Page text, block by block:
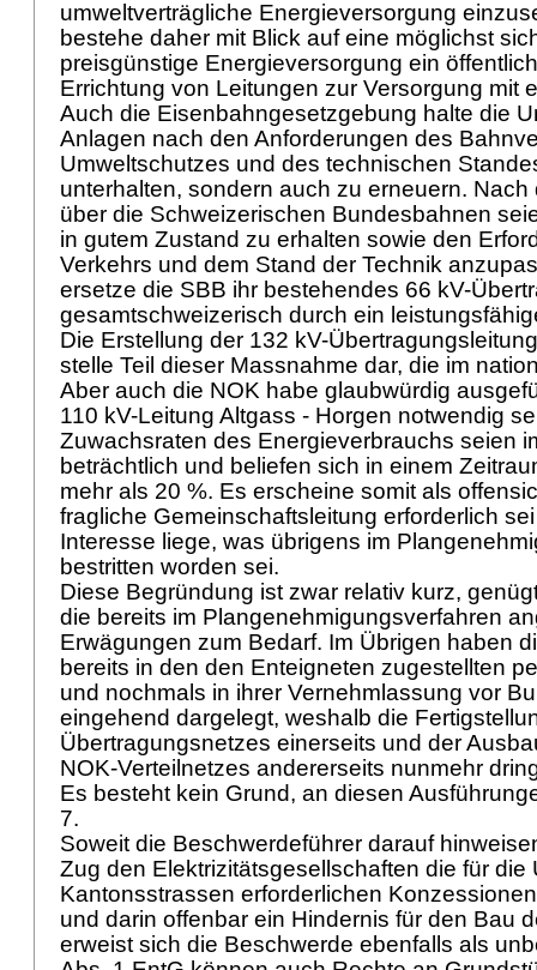
umweltverträgliche Energieversorgung
bestehe daher mit Blick auf eine möglichst
preisgünstige Energieversorgung ein
Errichtung von Leitungen zur Versorgung mit
Auch die Eisenbahngesetzgebung halte die
Anlagen nach den Anforderungen des
Umweltschutzes und des technischen
unterhalten, sondern auch zu erneuern.
über die Schweizerischen Bundesbahnen
in gutem Zustand zu erhalten sowie den
Verkehrs und dem Stand der Technik
ersetze die SBB ihr bestehendes 66 kV-
gesamtschweizerisch durch ein
Die Erstellung der 132 kV-
stelle Teil dieser Massnahme dar, die im
Aber auch die NOK habe glaubwürdig
110 kV-Leitung Altgass - Horgen notwendig
Zuwachsraten des Energieverbrauchs seien
beträchtlich und beliefen sich in einem
mehr als 20 %. Es erscheine somit als
fragliche Gemeinschaftsleitung erforderlich
Interesse liege, was übrigens im
bestritten worden sei.
Diese Begründung ist zwar relativ kurz,
die bereits im Plangenehmigungsverfahren
Erwägungen zum Bedarf. Im Übrigen haben
bereits in den den Enteigneten zugestellten
und nochmals in ihrer Vernehmlassung vor
eingehend dargelegt, weshalb die
Übertragungsnetzes einerseits und der
NOK-Verteilnetzes andererseits nunmehr
Es besteht kein Grund, an diesen
7.
Soweit die Beschwerdeführer darauf
Zug den Elektrizitätsgesellschaften die für die
Kantonsstrassen erforderlichen
und darin offenbar ein Hindernis für den Bau
erweist sich die Beschwerde ebenfalls als